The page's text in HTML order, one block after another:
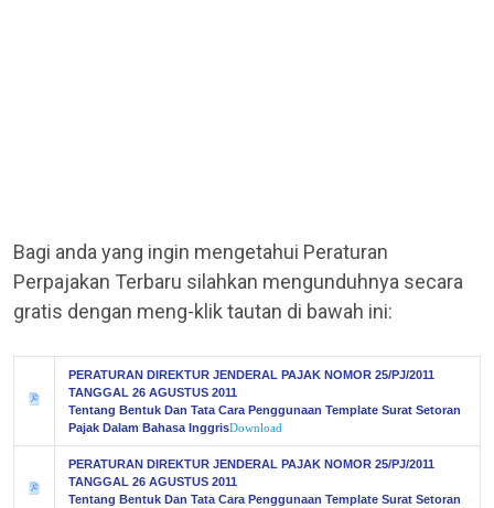
Bagi anda yang ingin mengetahui Peraturan
Perpajakan Terbaru silahkan mengunduhnya secara
gratis dengan meng-klik tautan di bawah ini:
PERATURAN DIREKTUR JENDERAL PAJAK NOMOR 25/PJ/2011
TANGGAL 26 AGUSTUS 2011
Tentang Bentuk Dan Tata Cara Penggunaan Template Surat Setoran
Pajak Dalam Bahasa InggrisDownload
PERATURAN DIREKTUR JENDERAL PAJAK NOMOR 25/PJ/2011
TANGGAL 26 AGUSTUS 2011
Tentang Bentuk Dan Tata Cara Penggunaan Template Surat Setoran